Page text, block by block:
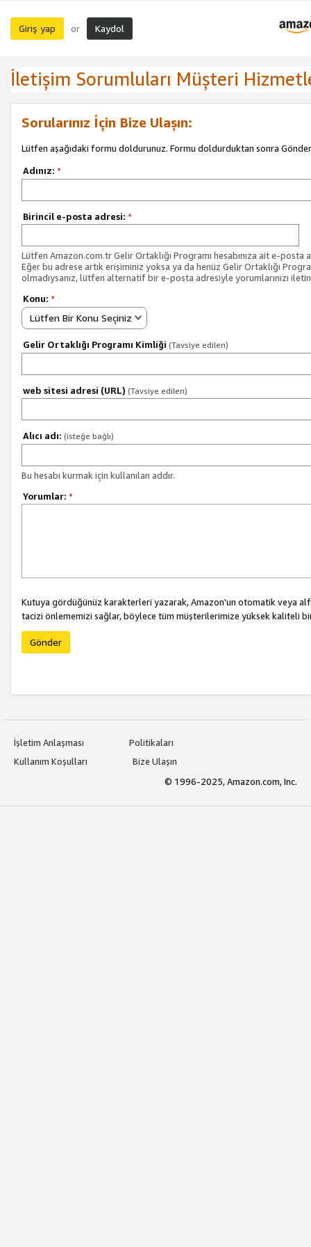
Giriş yap or Kaydol
İletişim Sorumluları Müşteri
Sorularınız İçin Bize Ulaşın:
Lütfen aşağıdaki formu doldurunuz. Formu doldurduktan sonra Gönder
Adınız: *
Birincil e-posta adresi: *
Lütfen Amazon.com.tr Gelir Ortaklığı Programı hesabınıza ait e-posta
Eğer bu adrese artık erişiminiz yoksa ya da henüz Gelir Ortaklığı
olmadıysanız, lütfen alternatif bir e-posta adresiyle yorumlarınızı
Konu: *
Lütfen Bir Konu Seçiniz
Gelir Ortaklığı Programı Kimliği (Tavsiye edilen)
web sitesi adresi (URL) (Tavsiye edilen)
Alıcı adı: (isteğe bağlı)
Bu hesabı kurmak için kullanılan addır.
Yorumlar: *
Kutuya gördüğünüz karakterleri yazarak, Amazon'un otomatik veya
tacizi önlememizi sağlar, böylece tüm müşterilerimize yüksek kaliteli
Gönder
İşletim Anlaşması
Politikaları
Kullanım Koşulları
Bize Ulaşın
© 1996-2025, Amazon.com, Inc.